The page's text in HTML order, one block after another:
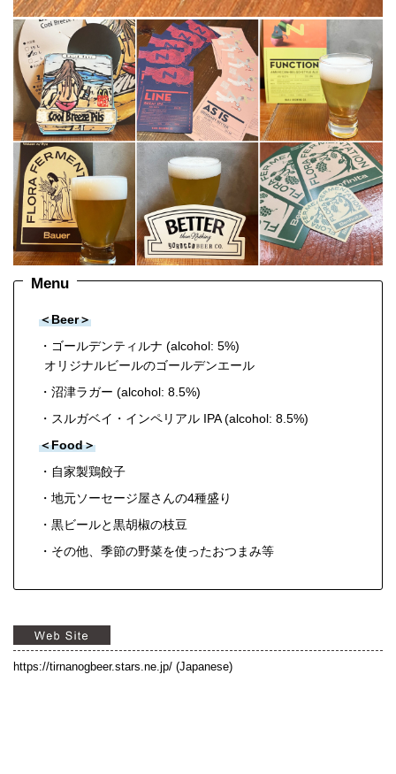
Menu
＜Beer＞
・ゴールデンティルナ (alcohol: 5%)
オリジナルビールのゴールデンエール
・沼津ラガー (alcohol: 8.5%)
・スルガベイ・インペリアル IPA (alcohol: 8.5%)
＜Food＞
・自家製鶏餃子
・地元ソーセージ屋さんの4種盛り
・黒ビールと黒胡椒の枝豆
・その他、季節の野菜を使ったおつまみ等
https://tirnanogbeer.stars.ne.jp/ (Japanese)